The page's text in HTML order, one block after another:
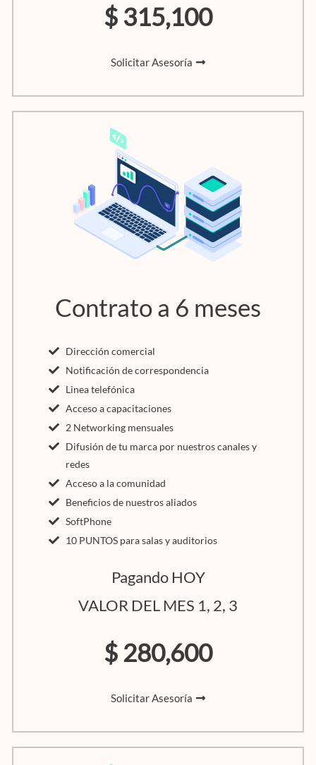
$ 315,100
Solicitar Asesoría
Contrato a 6 meses
Dirección comercial
Notificación de correspondencia
Linea telefónica
Acceso a capacitaciones
2 Networking mensuales
Difusión de tu marca por nuestros canales y
redes
Acceso a la comunidad
Beneficios de nuestros aliados
SoftPhone
10 PUNTOS para salas y auditorios
Pagando HOY
VALOR DEL MES 1, 2, 3
$ 280,600
Solicitar Asesoría